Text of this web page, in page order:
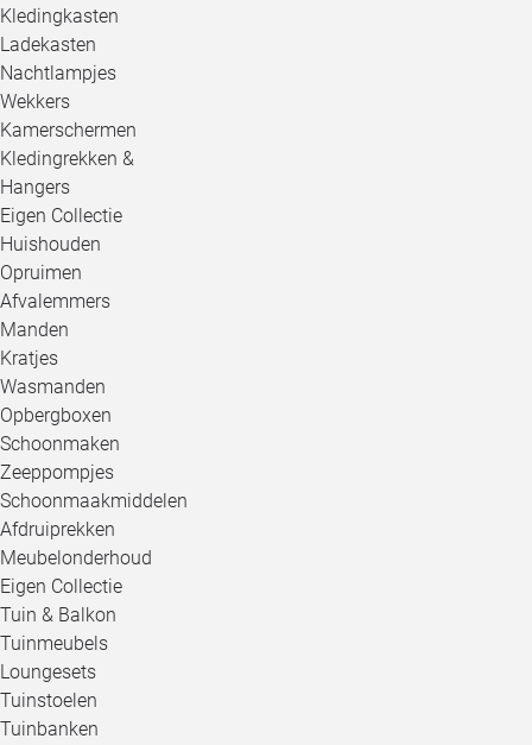
Kledingkasten
Ladekasten
Nachtlampjes
Wekkers
Kamerschermen
Kledingrekken &
Hangers
Eigen Collectie
Huishouden
Opruimen
Afvalemmers
Manden
Kratjes
Wasmanden
Opbergboxen
Schoonmaken
Zeeppompjes
Schoonmaakmiddelen
Afdruiprekken
Meubelonderhoud
Eigen Collectie
Tuin & Balkon
Tuinmeubels
Loungesets
Tuinstoelen
Tuinbanken